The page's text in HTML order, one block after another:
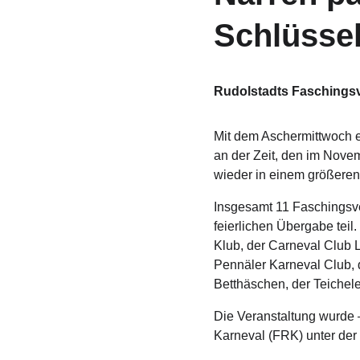
Rudolstadts
Mit dem
an der Zeit, den im
wieder in einem
Insgesamt 11
feierlichen Übergabe
Klub, der Carneval Club
Pennäler Karneval Club,
Betthäschen, der
Die Veranstaltung
Karneval (FRK) unter